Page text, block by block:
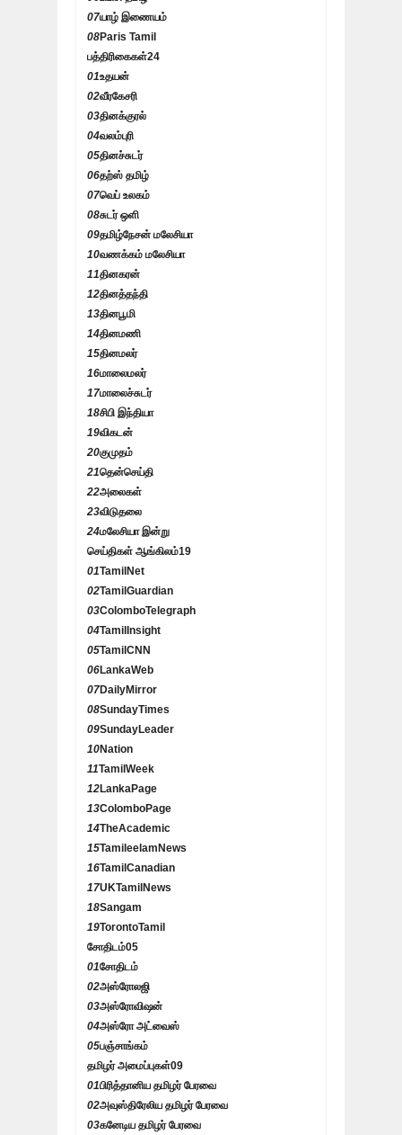
07யாழ் இணையம்
08Paris Tamil
பத்திரிகைகள்24
01உதயன்
02வீரகேசரி
03தினக்குரல்
04வலம்புரி
05தினச்சுடர்
06தற்ஸ் தமிழ்
07வெப் உலகம்
08சுடர் ஒளி
09தமிழ்நேசன் மலேசியா
10வணக்கம் மலேசியா
11தினகரன்
12தினத்தந்தி
13தினபூமி
14தினமணி
15தினமலர்
16மாலைமலர்
17மாலைச்சுடர்
18சிபி இந்தியா
19விகடன்
20குமுதம்
21தென்செய்தி
22அலைகள்
23விடுதலை
24மலேசியா இன்று
செய்திகள் ஆங்கிலம்19
01TamilNet
02TamilGuardian
03ColomboTelegraph
04TamilInsight
05TamilCNN
06LankaWeb
07DailyMirror
08SundayTimes
09SundayLeader
10Nation
11TamilWeek
12LankaPage
13ColomboPage
14TheAcademic
15TamileelamNews
16TamilCanadian
17UKTamilNews
18Sangam
19TorontoTamil
சோதிடம்05
01சோதிடம்
02அஸ்ரோலஜி
03அஸ்ரோவிஷன்
04அஸ்ரோ அட்வைஸ்
05பஞ்சாங்கம்
தமிழர் அமைப்புகள்09
01பிரித்தானிய தமிழர் பேரவை
02அவுஸ்திரேலிய தமிழர் பேரவை
03கனேடிய தமிழர் பேரவை